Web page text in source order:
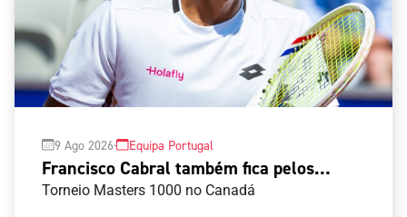
9 Ago 2026· Equipa Portugal
Francisco Cabral também fica pelos
oitavos-de-final em Montreal
Torneio Masters 1000 no Canadá